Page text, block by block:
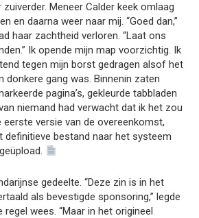
Meneer Calder keek omlaag
en daarna weer naar mij. “Goed dan,”
haar zachtheid verloren. “Laat ons
Ik opende mijn map voorzichtig. Ik
tegen mijn borst gedragen alsof het
donkere gang was. Binnenin zaten
pagina’s, gekleurde tabbladen
niemand had verwacht dat ik het zou
eerste versie van de overeenkomst,
definitieve bestand naar het systeem
gedeelte. “Deze zin is in het
als bevestigde sponsoring,” legde
regel wees. “Maar in het origineel